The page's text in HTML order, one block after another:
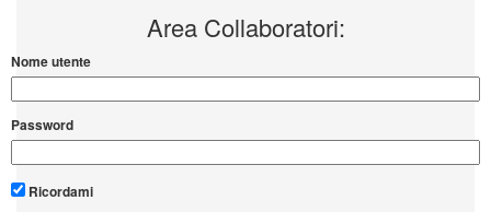
Area Collaboratori:
Nome utente
Password
Ricordami